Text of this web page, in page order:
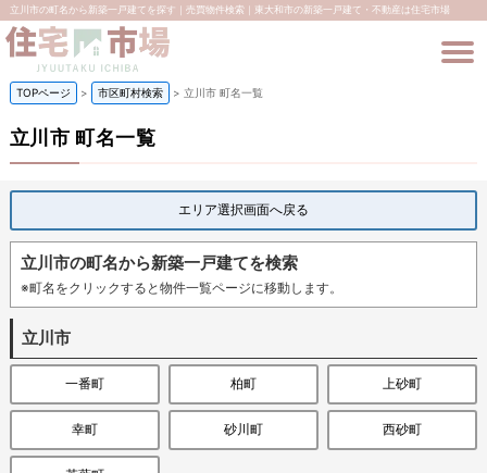
立川市の町名から新築一戸建てを探す｜売買物件検索｜東大和市の新築一戸建て・不動産は住宅市場
TOPページ > 市区町村検索 > 立川市 町名一覧
立川市 町名一覧
エリア選択画面へ戻る
立川市の町名から新築一戸建てを検索
※町名をクリックすると物件一覧ページに移動します。
立川市
一番町 柏町 上砂町
幸町 砂川町 西砂町